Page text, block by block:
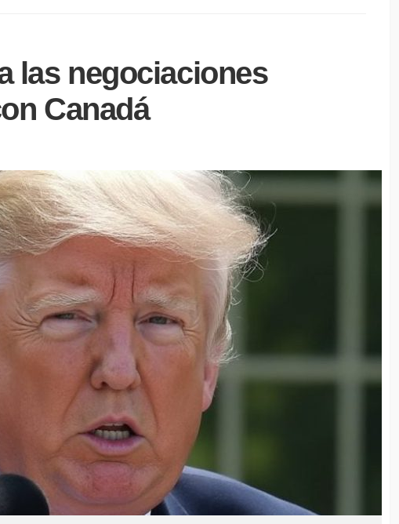
las negociaciones
Canadá